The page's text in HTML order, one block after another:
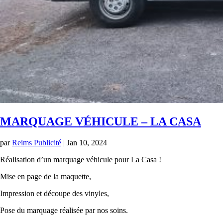
MARQUAGE VÉHICULE – LA CASA
parReims Publicité | Jan 10, 2024
Réalisation d’un marquage véhicule pour La Casa !
Mise en page de la maquette,
Impression et découpe des vinyles,
Pose du marquage réalisée par nos soins.